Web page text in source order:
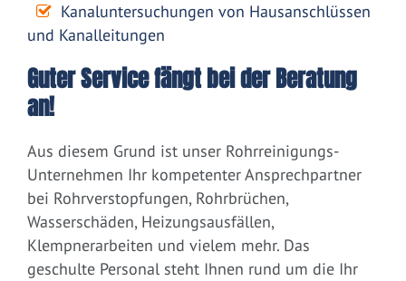
Kanaluntersuchungen von Hausanschlüssen
und Kanalleitungen
Guter Service fängt bei der Beratung
an!
Aus diesem Grund ist unser Rohrreinigungs-
Unternehmen Ihr kompetenter Ansprechpartner
bei Rohrverstopfungen, Rohrbrüchen,
Wasserschäden, Heizungsausfällen,
Klempnerarbeiten und vielem mehr. Das
geschulte Personal steht Ihnen rund um die Ihr